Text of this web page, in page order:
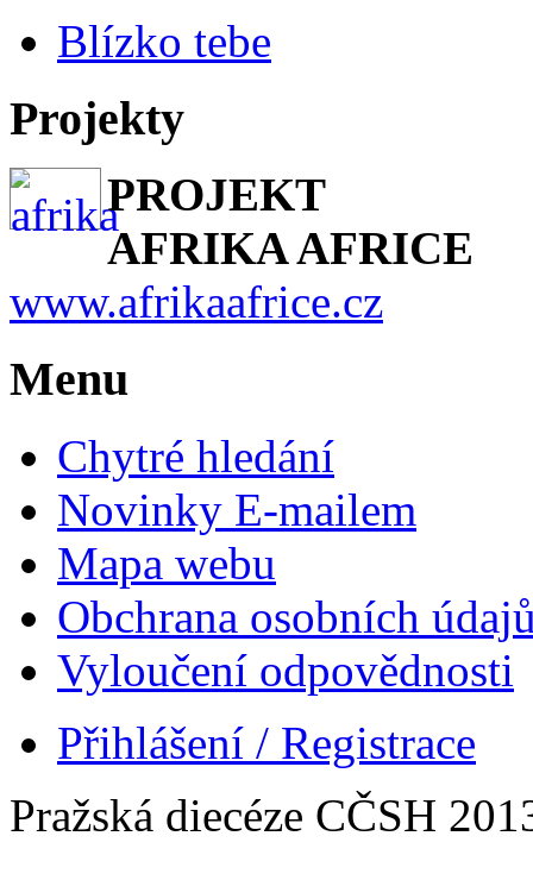
Blízko tebe
Projekty
PROJEKT
AFRIKA AFRICE
www.afrikaafrice.cz
Menu
Chytré hledání
Novinky E-mailem
Mapa webu
Obchrana osobních
Vyloučení odpovědnosti
Přihlášení / Registrace
Pražská diecéze CČSH